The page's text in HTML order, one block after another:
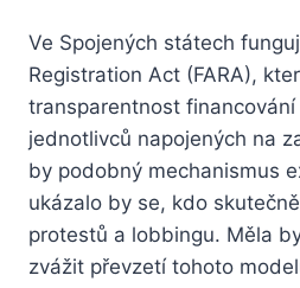
Ve Spojených státech
Registration Act (FARA),
transparentnost financování
jednotlivců napojených na
by podobný mechanismus
ukázalo by se, kdo
protestů a lobbingu. Měla
zvážit převzetí tohoto